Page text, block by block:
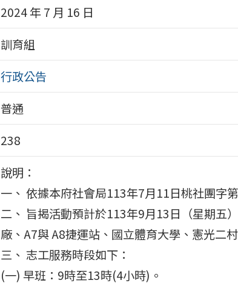
2024 年 7 月 16 日
訓育組
行政公告
普通
238
說明：
一、 依據本府社會局113年7月11日桃社團字
二、 旨揭活動預計於113年9月13日（星期五
廠、A7與 A8捷運站、國立體育大學、憲光二
三、 志工服務時段如下：
(一) 早班：9時至13時(4小時)。